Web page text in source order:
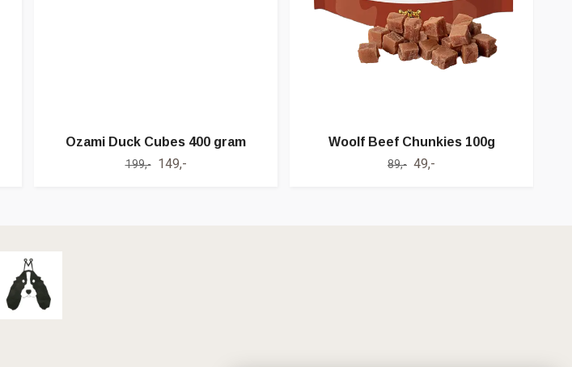
Ozami Duck Cubes 400 gram
199,- 149,-
Woolf Beef Chunkies 100g
89,- 49,-